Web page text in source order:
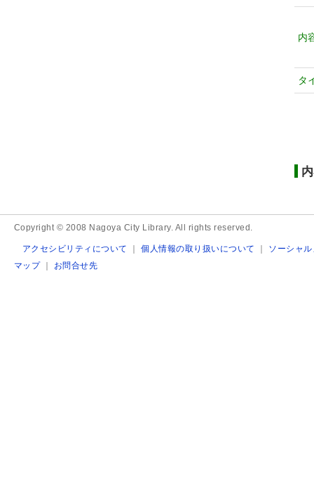
内
タ
Copyright © 2008 Nagoya City Library. All rights reserved.
アクセシビリティについて ｜個人情報の取り扱いについて ｜ ソーシャ
マップ｜ お問合せ先